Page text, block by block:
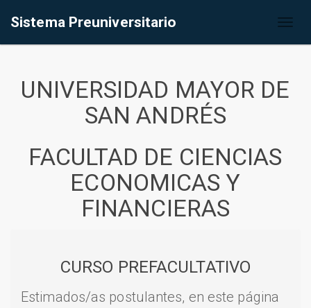
Sistema Preuniversitario
UNIVERSIDAD MAYOR DE
SAN ANDRÉS
FACULTAD DE CIENCIAS
ECONOMICAS Y
FINANCIERAS
CURSO PREFACULTATIVO
Estimados/as postulantes, en este página